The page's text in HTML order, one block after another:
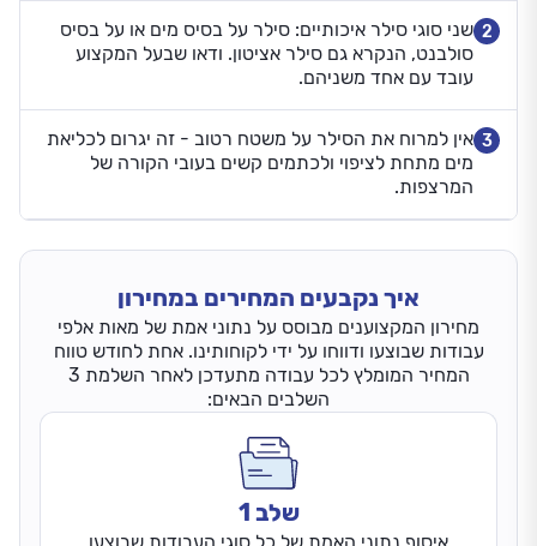
2 שני סוגי סילר איכותיים: סילר על בסיס מים או על בסיס
סולבנט, הנקרא גם סילר אציטון. ודאו שבעל המקצוע
עובד עם אחד משניהם.
3 אין למרוח את הסילר על משטח רטוב - זה יגרום לכליאת
מים מתחת לציפוי ולכתמים קשים בעובי הקורה של
המרצפות.
איך נקבעים המחירים במחירון
מחירון המקצוענים מבוסס על נתוני אמת של מאות אלפי
עבודות שבוצעו ודווחו על ידי לקוחותינו. אחת לחודש טווח
המחיר המומלץ לכל עבודה מתעדכן לאחר השלמת 3
השלבים הבאים:
שלב 1